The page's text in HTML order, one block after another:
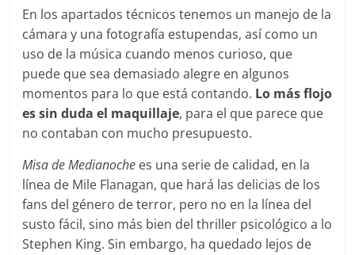
En los apartados técnicos tenemos un manejo de la
cámara y una fotografía estupendas, así como un
uso de la música cuando menos curioso, que
puede que sea demasiado alegre en algunos
momentos para lo que está contando. Lo más flojo
es sin duda el maquillaje, para el que parece que
no contaban con mucho presupuesto.
Misa de Medianoche es una serie de calidad, en la
línea de Mile Flanagan, que hará las delicias de los
fans del género de terror, pero no en la línea del
susto fácil, sino más bien del thriller psicológico a lo
Stephen King. Sin embargo, ha quedado lejos de